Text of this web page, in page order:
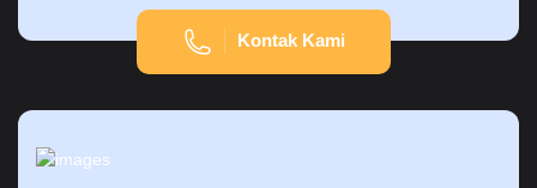
Kontak Kami